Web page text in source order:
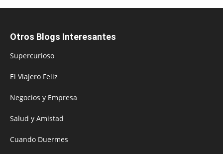
Otros Blogs Interesantes
Supercurioso
El Viajero Feliz
Negocios y Empresa
Salud y Amistad
Cuando Duermes